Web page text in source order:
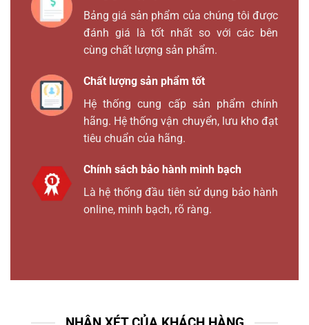
Bảng giá sản phẩm của chúng tôi được
đánh giá là tốt nhất so với các bên
cùng chất lượng sản phẩm.
Chất lượng sản phẩm tốt
Hệ thống cung cấp sản phẩm chính
hãng. Hệ thống vận chuyển, lưu kho đạt
tiêu chuẩn của hãng.
Chính sách bảo hành minh bạch
Là hệ thống đầu tiên sử dụng bảo hành
online, minh bạch, rõ ràng.